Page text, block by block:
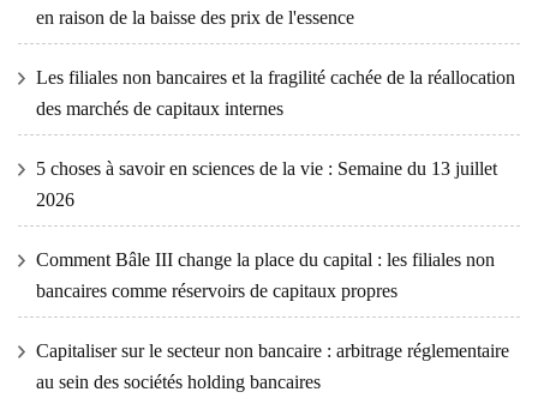
en raison de la baisse des prix de l'essence
Les filiales non bancaires et la fragilité cachée de la réallocation
des marchés de capitaux internes
5 choses à savoir en sciences de la vie : Semaine du 13 juillet
2026
Comment Bâle III change la place du capital : les filiales non
bancaires comme réservoirs de capitaux propres
Capitaliser sur le secteur non bancaire : arbitrage réglementaire
au sein des sociétés holding bancaires